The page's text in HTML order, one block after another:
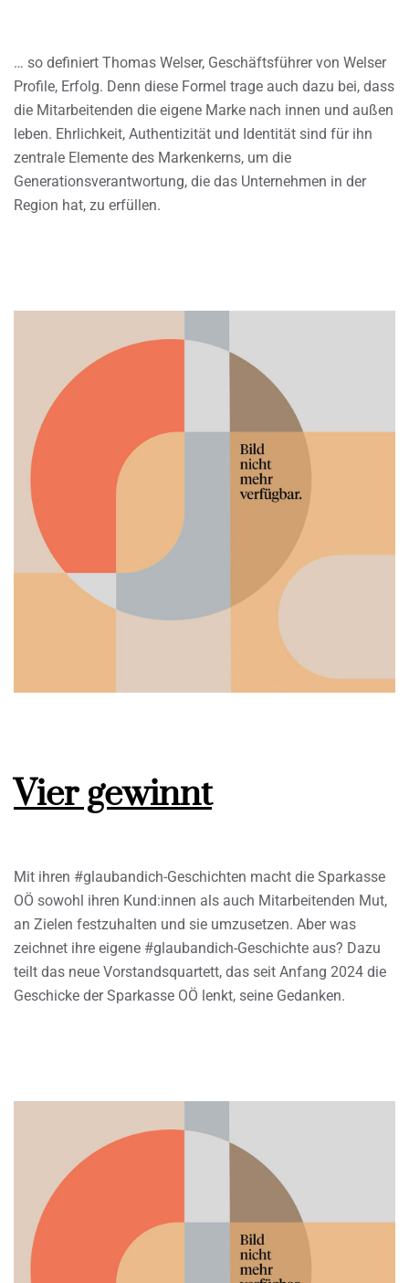
… so definiert Thomas Welser, Geschäftsführer von Welser
Profile, Erfolg. Denn diese Formel trage auch dazu bei, dass
die Mitarbeitenden die eigene Marke nach innen und außen
leben. Ehrlichkeit, Authentizität und Identität sind für ihn
zentrale Elemente des Markenkerns, um die
Generationsverantwortung, die das Unternehmen in der
Region hat, zu erfüllen.
Vier gewinnt
Mit ihren #glaubandich-Geschichten macht die Sparkasse
OÖ sowohl ihren Kund:innen als auch Mitarbeitenden Mut,
an Zielen festzuhalten und sie umzusetzen. Aber was
zeichnet ihre eigene #glaubandich-Geschichte aus? Dazu
teilt das neue Vorstandsquartett, das seit Anfang 2024 die
Geschicke der Sparkasse OÖ lenkt, seine Gedanken.